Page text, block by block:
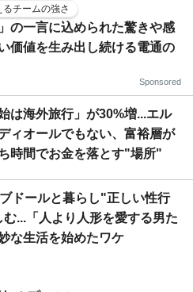
チームの強さ
の一言に込められた驚きや感
価値を生み出し続ける電通の
Sponsored
は海外旅行」が30%増...エル
ィオールでもない、富裕層が
時間でお金を落とす"場所"
ドールと暮らし"正しい性行
...「人より人形を愛する男た
な生活を始めたワケ